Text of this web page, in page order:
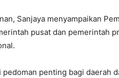
Sanjaya menyampaikan
pusat dan pemerintah
penting bagi daerah